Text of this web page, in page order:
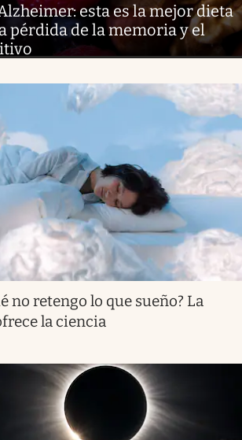
esta es la mejor dieta
pérdida de la memoria y el
no retengo lo que sueño? La
la ciencia